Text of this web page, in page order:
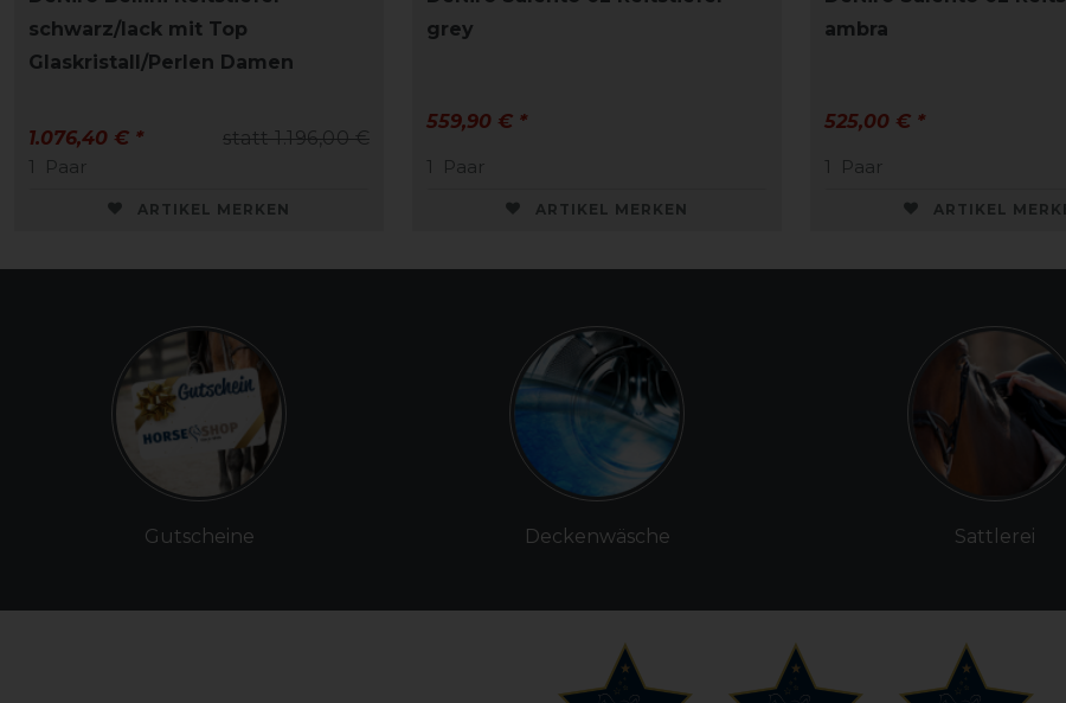
schwarz/lack mit Top
Glaskristall/Perlen Damen
statt 1.196,00 €
1.076,40 € *
1
Paar
ARTIKEL MERKEN
grey
559,90 € *
1
Paar
ARTIKEL MERKEN
ambra
525,00 € *
1
Paar
ARTIKEL
Gutscheine Deckenwäsche Sattlerei